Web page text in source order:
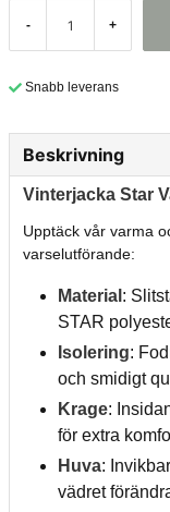
- +
Snabb leverans
Beskrivning
Vinterjacka Star
Upptäck vår varma
varselutförande:
Material :
STAR
Isolering:
och smidigt
Krage:
för extra
Huva:
vädret